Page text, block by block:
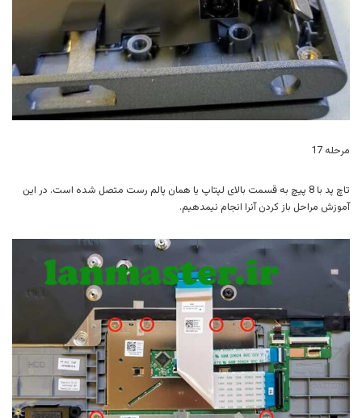
مرحله 17
تاچ پد با 8 پیچ به قسمت بالای لپتاپ یا همان پالم رست متصل شده است. در این
آموزش مراحل باز کردن آنرا انجام نیمدهیم.